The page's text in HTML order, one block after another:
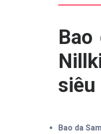
siêu
Bao da